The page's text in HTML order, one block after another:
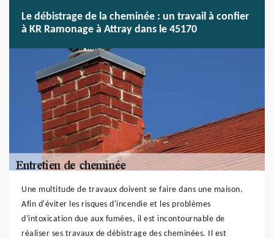
Le débistrage de la cheminée : un travail à confier
à KR Ramonage à Attray dans le 45170
Une multitude de travaux doivent se faire dans une maison.
Afin d'éviter les risques d'incendie et les problèmes
d'intoxication due aux fumées, il est incontournable de
réaliser ses travaux de débistrage des cheminées. Il est